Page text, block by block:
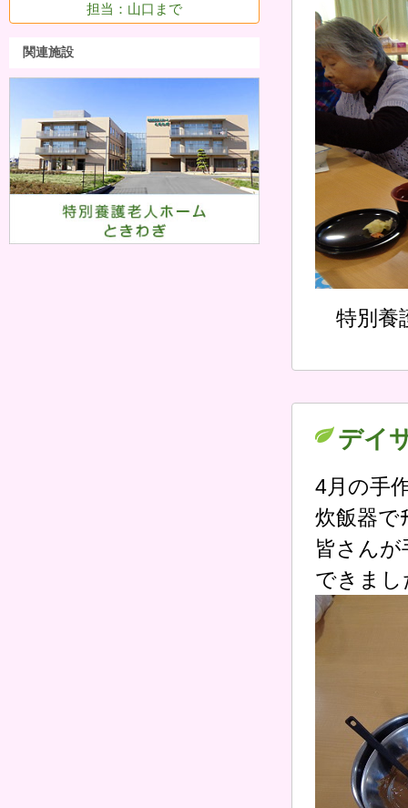
特別養
デイ
4月の手
炊飯器で
皆さんが
できまし
担当：山口まで
関連施設